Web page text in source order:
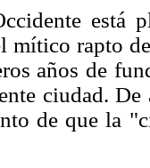
está
mítico rapto
años de
ciudad.
de que la